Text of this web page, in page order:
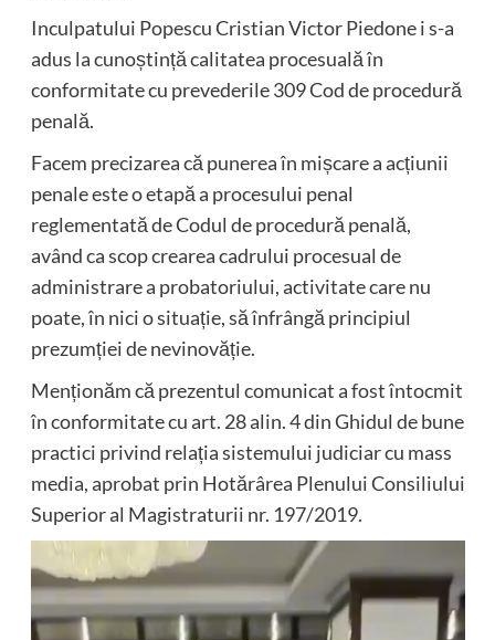
Inculpatului Popescu Cristian Victor Piedone i s-a
adus la cunoștință calitatea procesuală în
conformitate cu prevederile 309 Cod de procedură
penală.
Facem precizarea că punerea în mișcare a acțiunii
penale este o etapă a procesului penal
reglementată de Codul de procedură penală,
având ca scop crearea cadrului procesual de
administrare a probatoriului, activitate care nu
poate, în nici o situație, să înfrângă principiul
prezumției de nevinovăție.
Menționăm că prezentul comunicat a fost întocmit
în conformitate cu art. 28 alin. 4 din Ghidul de bune
practici privind relația sistemului judiciar cu mass
media, aprobat prin Hotărârea Plenului Consiliului
Superior al Magistraturii nr. 197/2019.
Player
video